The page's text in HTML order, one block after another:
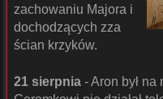
zachowaniu Majora i
dochodzących zza
ścian krzyków.
21 sierpnia - Aron był na